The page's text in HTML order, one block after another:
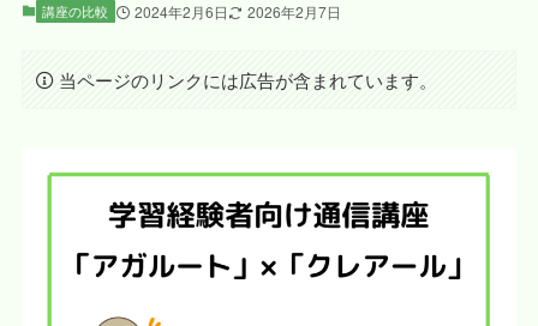
講座の比較 2024年2月6日 2026年2月7日
当ページのリンクには広告が含まれています。